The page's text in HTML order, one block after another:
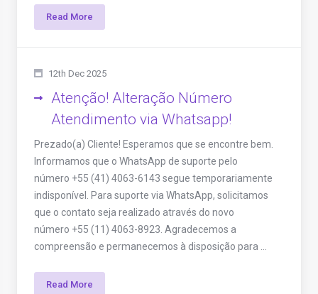
Read More
12th Dec 2025
Atenção! Alteração Número
Atendimento via Whatsapp!
Prezado(a) Cliente! Esperamos que se encontre bem.
Informamos que o WhatsApp de suporte pelo
número +55 (41) 4063-6143 segue temporariamente
indisponível. Para suporte via WhatsApp, solicitamos
que o contato seja realizado através do novo
número +55 (11) 4063-8923. Agradecemos a
compreensão e permanecemos à disposição para ...
Read More